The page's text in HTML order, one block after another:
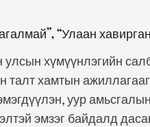
“Улаан
хүмүүнлэгийн
талт хамтын
уур
эмзэг байдалд